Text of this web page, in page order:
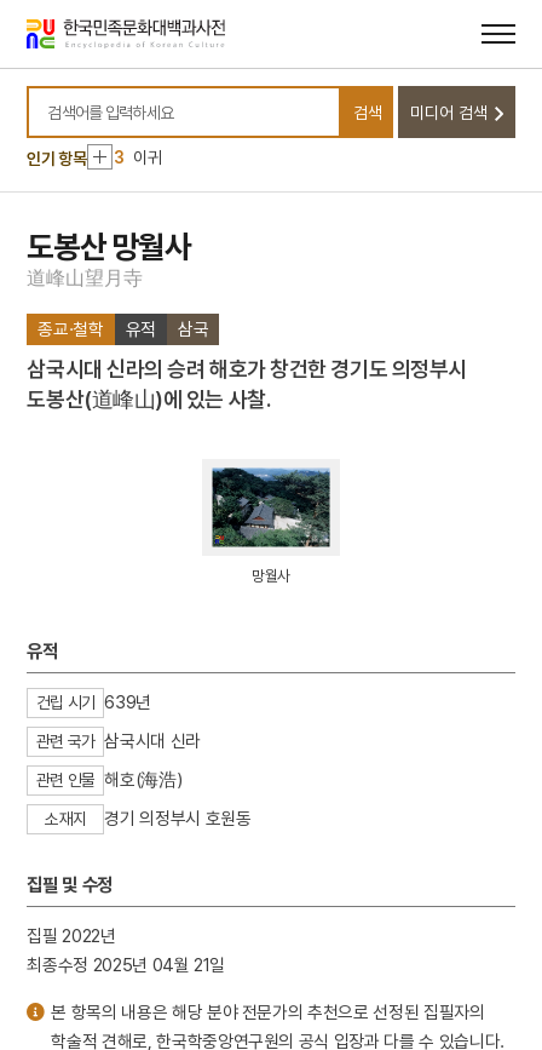
바로가기
바로가기
검색어를 입력하세요
검색 미디어 검색
인기 항목
10 무
1 금성대군
2 측우기
3 이귀
4 문종
5 구운몽
6 신앙촌
강주룡
9 나재 채수 신도비
10 무
8 강주룡
9 나재 채수 신도비
10 무
도봉산 망월사
道峰山望 月寺
종교·철학 유적 삼국
삼국시대 신라의 승려 해호가 창건한 경기도 의정부시
도봉산(道峰山)에 있는 사찰.
망월사
유적
건립 시기 639년
관련 국가 삼국시대 신라
관련 인물 해호(海浩)
소재지 경기 의정부시 호원동
집필 및 수정
집필 2022년
최종수정 2025년 04월 21일
본 항목의 내용은 해당 분야 전문가의 추천으로 선정된 집필자의
학술적 견해로, 한국학중앙연구원의 공식 입장과 다를 수 있습니다.